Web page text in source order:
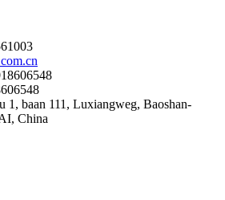
1, baan 111, Luxiangweg, Baoshan-
China